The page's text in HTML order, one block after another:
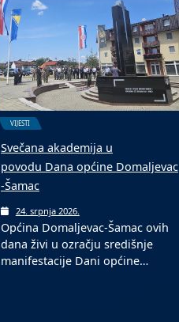
VIJESTI
Svečana akademija u
povodu Dana općine Domaljevac
-Šamac
24. srpnja 2026.
Općina Domaljevac-Šamac ovih
dana živi u ozračju središnje
manifestacije Dani općine…